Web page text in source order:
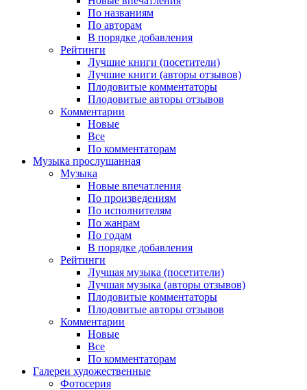
По названиям
По авторам
В порядке добавления
Рейтинги
Лучшие книги (посетители)
Лучшие книги (авторы отзывов)
Плодовитые комментаторы
Плодовитые авторы отзывов
Комментарии
Новые
Все
По комментаторам
Музыка прослушанная
Музыка
Новые впечатления
По произведениям
По исполнителям
По жанрам
По годам
В порядке добавления
Рейтинги
Лучшая музыка (посетители)
Лучшая музыка (авторы отзывов)
Плодовитые комментаторы
Плодовитые авторы отзывов
Комментарии
Новые
Все
По комментаторам
Галереи художественные
Фотосерия